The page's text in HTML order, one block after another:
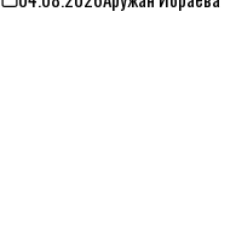
on